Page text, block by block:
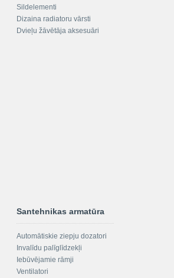
Sildelementi
Dizaina radiatoru vārsti
Dvieļu žāvētāja aksesuāri
Santehnikas armatūra
Automātiskie ziepju dozatori
Invalīdu palīglīdzekļi
Iebūvējamie rāmji
Ventilatori